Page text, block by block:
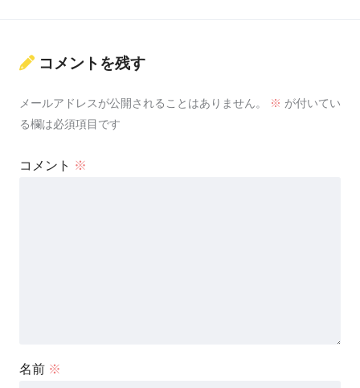
コメントを残す
メールアドレスが公開されることはありません。 ※ が付いてい
る欄は必須項目です
コメント ※
名前 ※